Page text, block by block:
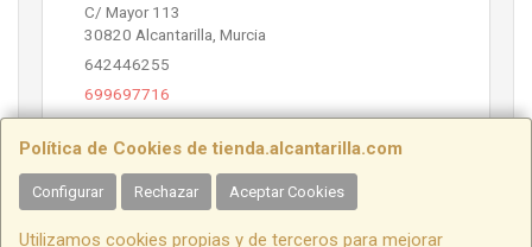
Política de Cookies de tienda.alcantarilla.com
Configurar Rechazar Aceptar Cookies
Utilizamos cookies propias y de terceros para mejorar
C/ Mayor 113
30820 Alcantarilla Murcia
642446255
699697716
info@alcantarilla.com
Horario
10:00 a 14:00 y 17:00 a 20:00